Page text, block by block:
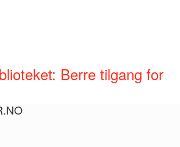
Berre tilgang for